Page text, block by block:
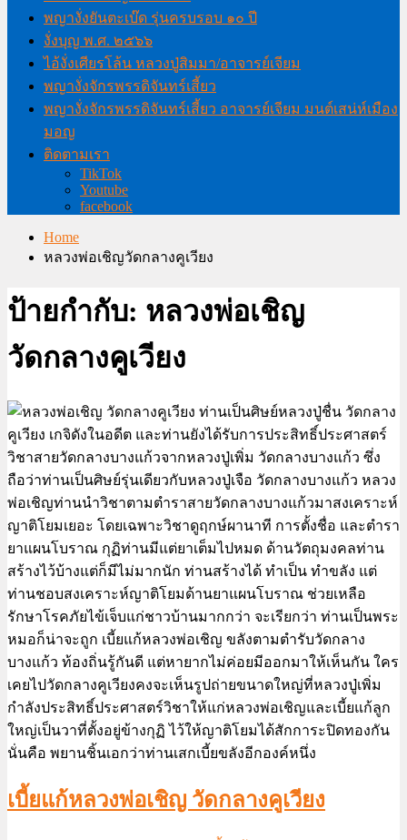
พญางั่งยันตะเบ๊ด รุ่นครบรอบ ๑๐ ปี
งั่งบุญ พ.ศ. ๒๕๖๖
ไอ้งั่งเศียรโล้น หลวงปู่สิมมา/อาจารย์เจียม
พญางั่งจักรพรรดิจันทร์เสี้ยว
พญางั่งจักรพรรดิจันทร์เสี้ยว อาจารย์เจียม มนต์เสน่ห์เมือง
มอญ
ติดตามเรา
TikTok
Youtube
facebook
Home
หลวงพ่อเชิญวัดกลางคูเวียง
ป้ายกำกับ: หลวงพ่อเชิญ
วัดกลางคูเวียง
เบี้ยแก้หลวงพ่อเชิญ วัดกลางคูเวียง